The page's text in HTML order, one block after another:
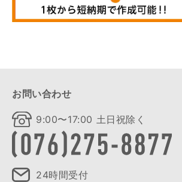
お問い合わせ
9:00〜17:00 土日祝除く
24時間受付